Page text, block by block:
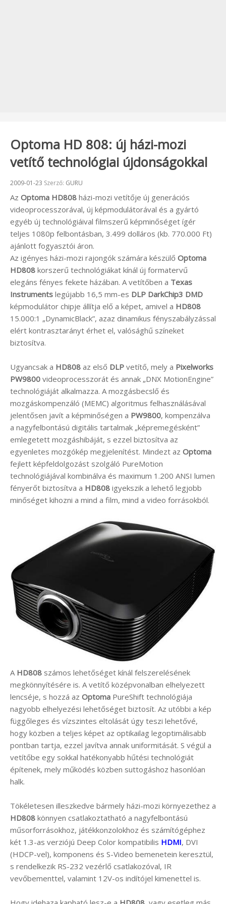
Optoma HD 808: új házi-mozi
vetítő technológiai újdonságokkal
Beküldve:
2009-01-23 Szerző: GURU
Az Optoma HD808 házi-mozi vetítője új generációs
videoprocesszorával, új képmodulátorával és a gyártó
egyéb új technológiáival filmszerű képminőséget ígér
teljes 1080p felbontásban, 3.499 dolláros (kb. 770.000 Ft)
ajánlott fogyasztói áron.
Az igényes házi-mozi rajongók számára készülő Optoma
HD808 korszerű technológiákat kínál új formatervű
elegáns fényes fekete házában. A vetítőben a Texas
Instruments legújabb 16,5 mm-es DLP DarkChip3 DMD
képmodulátor chipje állítja elő a képet, amivel a HD808
15.000:1 „DynamicBlack”, azaz dinamikus fényszabályzással
elért kontrasztarányt érhet el, valósághű színeket
biztosítva.
Ugyancsak a HD808 az első DLP vetítő, mely a Pixelworks
PW9800 videoprocesszorát és annak „DNX MotionEngine”
technológiáját alkalmazza. A mozgásbecslő és
mozgáskompenzáló (MEMC) algoritmus felhasználásával
jelentősen javít a képminőségen a PW9800, kompenzálva
a nagyfelbontású digitális tartalmak „képremegésként”
emlegetett mozgáshibáját, s ezzel biztosítva az
egyenletes mozgókép megjelenítést. Mindezt az Optoma
fejlett képfeldolgozást szolgáló PureMotion
technológiájával kombinálva és maximum 1.200 ANSI lumen
fényerőt biztosítva a HD808 igyekszik a lehető legjobb
minőséget kihozni a mind a film, mind a video forrásokból.
A HD808 számos lehetőséget kínál felszerelésének
megkönnyítésére is. A vetítő középvonalban elhelyezett
lencséje, s hozzá az Optoma PureShift technológiája
nagyobb elhelyezési lehetőséget biztosít. Az utóbbi a kép
függőleges és vízszintes eltolását úgy teszi lehetővé,
hogy közben a teljes képet az optikailag legoptimálisabb
pontban tartja, ezzel javítva annak uniformitását. S végül a
vetítőbe egy sokkal hatékonyabb hűtési technológiát
építenek, mely működés közben suttogáshoz hasonlóan
halk.
Tökéletesen illeszkedve bármely házi-mozi környezethez a
HD808 könnyen csatlakoztatható a nagyfelbontású
műsorforrásokhoz, játékkonzolokhoz és számítógéphez
két 1.3-as verziójú Deep Color kompatibilis HDMI, DVI
(HDCP-vel), komponens és S-Video bemenetein keresztül,
s rendelkezik RS-232 vezérlő csatlakozóval, IR
vevőbementtel, valamint 12V-os indítójel kimenettel is.